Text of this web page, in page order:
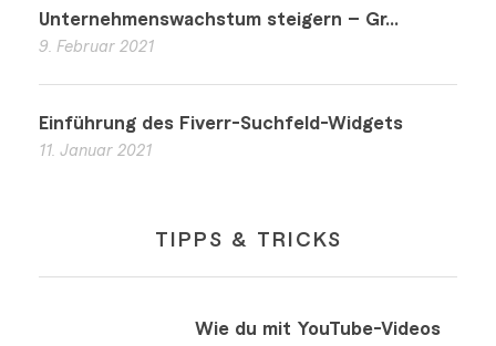
Unternehmenswachstum steigern – Gr...
9. Februar 2021
Einführung des Fiverr-Suchfeld-Widgets
11. Januar 2021
TIPPS & TRICKS
Wie du mit YouTube-Videos